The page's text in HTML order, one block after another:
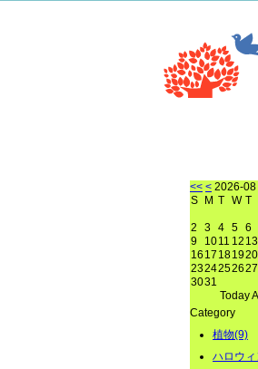
<< < 2026-08
S
M T W T
2
3 4 5 6
9
1011 12 13
16 17 181920
2324252627
3031
Today
Category
植物(9)
ハロウ